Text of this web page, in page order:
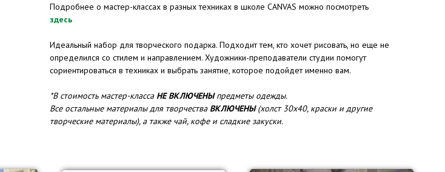
Подробнее о мастер-классах в разных техниках в школе CANVAS можно посмотреть
здесь
Идеальный набор для творческого подарка. Подходит тем, кто хочет рисовать, но еще не
определился со стилем и направлением. Художники-преподаватели студии помогут
сориентироваться в техниках и выбрать занятие, которое подойдет именно вам.
*В стоимость мастер-класса НЕ ВКЛЮЧЕНЫпредметы одежды.
Все остальные материалы для творчества ВКЛЮЧЕНЫ(холст 30х40, краски и другие
творческие материалы), а также чай, кофе и сладкие закуски.